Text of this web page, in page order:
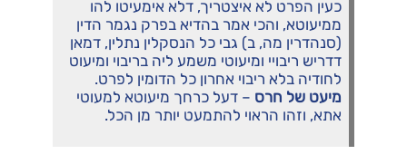
כעין הפרט לא איצטריך, דלא אימעיטו להו
ממיעוטא, והכי אמר בהדיא בפרק נגמר הדין
(סנהדרין מה, ב) גבי כל הנסקלין נתלין, דמאן
דדריש ריבויי ומיעוטי משמע ליה בריבוי ומיעוט
לחודיה בלא ריבוי אחרון כל הדומין לפרט.
מיעט של חרס – דעל כרחך מיעוטא למעוטי
אתא, וזהו הראוי להתמעט יותר מן הכל.